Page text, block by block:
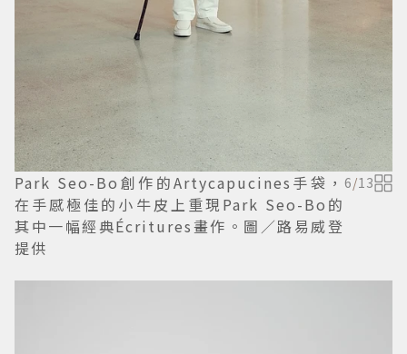
Park Seo-Bo創作的Artycapucines手袋，
在手感極佳的小牛皮上重現Park Seo-Bo的
其中一幅經典Écritures畫作。圖／路易威登
提供
6/13